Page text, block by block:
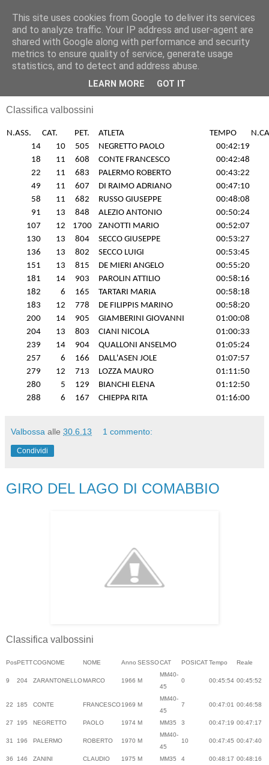
RUNNERS VALBOSSA
domenica 30 giugno 2013
Arcisate–30/06/13
Classifica valbossini
N.ASS. CAT. PET. ATLETA TEMPO
14
10 505 NEGRETTO PAOLO
00:42:19
18
11 608 CONTE FRANCESCO
00:42:48
22
11 683 PALERMO ROBERTO
00:43:22
49
11 607 DI RAIMO ADRIANO
00:47:10
58
11 682 RUSSO GIUSEPPE
00:48:08
91
13 848 ALEZIO ANTONIO
00:50:24
107
12 1700 ZANOTTI MARIO
00:52:07
130
13 804 SECCO GIUSEPPE
00:53:27
136
13 802 SECCO LUIGI
00:53:45
151
13 815 DE MIERI ANGELO
00:55:20
181
14 903 PAROLIN ATTILIO
00:58:16
182
6 165 TARTARI MARIA
00:58:18
183
12 778 DE FILIPPIS MARINO
00:58:20
200
14 905 GIAMBERINI GIOVANNI
01:00:08
204
13 803 CIANI NICOLA
01:00:33
239
14 904 QUALLONI ANSELMO
01:05:24
257
6 166 DALL'ASEN JOLE
01:07:57
279
12 713 LOZZA MAURO
01:11:50
280
5 129 BIANCHI ELENA
01:12:50
288
6 167 CHIEPPA RITA 01:16:00
Valbossa alle 30.6.13 1 commento:
Condividi
GIRO DEL LAGO DI COMABBIO
Classifica valbossini
PosPETTCOGNOME NOME Anno SESSOCAT POSICATTempo Reale
9 204 ZARANTONELLOMARCO 1966 M
MM40-
45
0 00:45:54 00:45:52
22 185 CONTE FRANCESCO1969 M
MM40-
45
7 00:47:01 00:46:58
27 195 NEGRETTO PAOLO 1974 M MM35 3 00:47:19 00:47:17
31 196 PALERMO ROBERTO 1970 M
MM40-
45
10 00:47:45 00:47:40
36 146 ZANINI CLAUDIO 1975 M MM35 4 00:48:17 00:48:16
This site uses cookies from Google to deliver its services
and to analyze traffic. Your IP address and user-agent are
shared with Google along with performance and security
metrics to ensure quality of service, generate usage
statistics, and to detect and address abuse.
LEARN MORE GOT IT